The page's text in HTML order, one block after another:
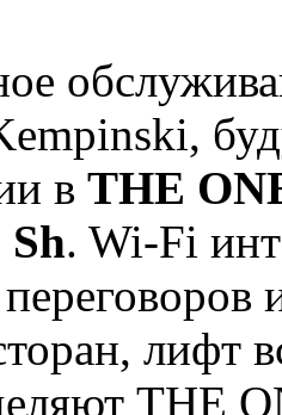
в THE
. Wi-Fi
лифт
THE